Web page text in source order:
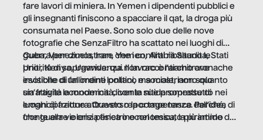
fare lavori di miniera. In Yemen i dipendenti pubblici e
gli insegnanti finiscono a spacciare il qat, la droga più
consumata nel Paese. Sono solo due delle nove
fotografie che SenzaFiltro ha scattato nei luoghi di
guerra per dimostrare che i conflitti ribaltano le
priorità di sopravvivenza. Il lavoro è l’architrave
invisibile di un ordine politico e sociale, non solo
un’attività economica: diventa nitida soprattutto nei
luoghi di frattura. Questo reportage nasce dall’idea
che guerre e crisi penetrino nel tessuto più intimo
Cuba, Venezuela, Iran, Yemen, Arabia Saudita, Stati
Uniti, Kenya, Uganda: qui non raccontiamo cronache
esotiche di fallimenti lontani, ma mostriamo quanto
sia fragile la modernità, con le sue promesse di
emancipazione attraverso la competenza. Perché, di
fronte alla violenza fisica o economica, la piramide del